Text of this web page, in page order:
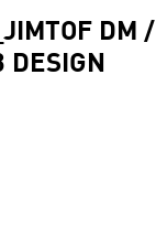
DM /
DESIGN